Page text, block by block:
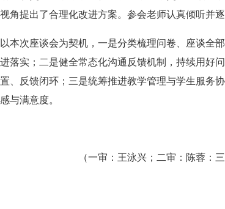
角提出了合理化改进方案。参会老师认真倾听并
本次座谈会为契机，一是分类梳理问卷、座谈全
落实；二是健全常态化沟通反馈机制，持续用好
、反馈闭环；三是统筹推进教学管理与学生服务
与满意度。
审：王泳兴；二审：陈蓉：三审